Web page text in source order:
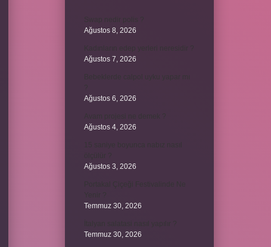
Ağustos 8, 2026
Ağustos 7, 2026
Ağustos 6, 2026
Ağustos 4, 2026
Ağustos 3, 2026
Temmuz 30, 2026
Temmuz 30, 2026